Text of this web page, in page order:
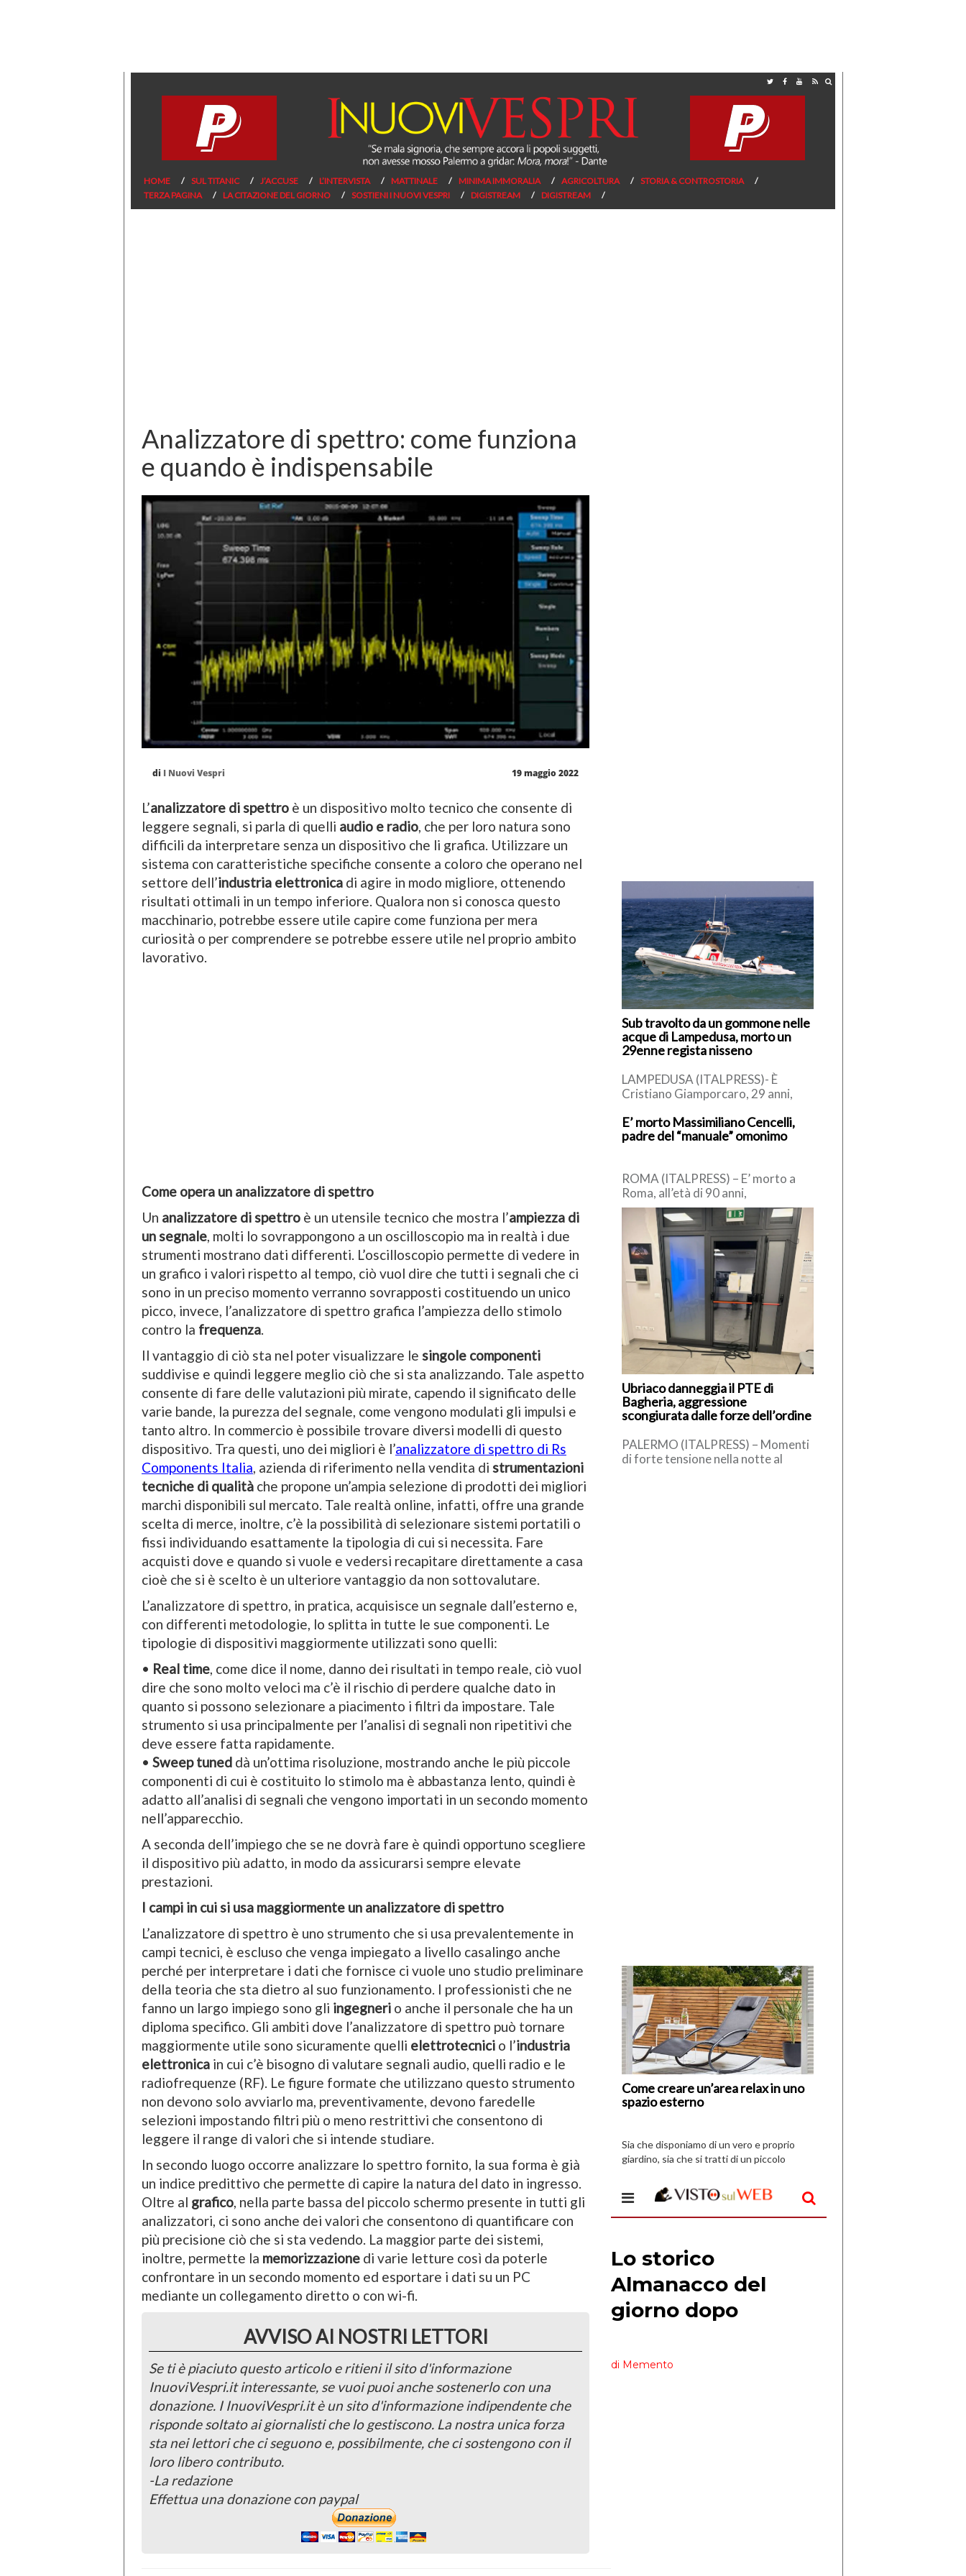
HOME SUL TITANIC J’ACCUSE L’INTERVISTA MATTINALE MINIMA IMMORALIA AGRICOLTURA
STORIA & CONTROSTORIA
TERZA PAGINA
LA CITAZIONE DEL GIORNO SOSTIENI I NUOVI VESPRI DIGISTREAM DIGISTREAM
Analizzatore di spettro: come funziona
e quando è indispensabile
di I Nuovi Vespri 19 maggio 2022
L’analizzatore di spettro è un dispositivo molto tecnico che consente di
leggere segnali, si parla di quelli audio e radio, che per loro natura sono
difficili da interpretare senza un dispositivo che li grafica. Utilizzare un
sistema con caratteristiche specifiche consente a coloro che operano nel
settore dell’industria elettronica di agire in modo migliore, ottenendo
risultati ottimali in un tempo inferiore. Qualora non si conosca questo
macchinario, potrebbe essere utile capire come funziona per mera
curiosità o per comprendere se potrebbe essere utile nel proprio ambito
lavorativo.
Come opera un analizzatore di spettro
Un analizzatore di spettro è un utensile tecnico che mostra l’ampiezza di
un segnale, molti lo sovrappongono a un oscilloscopio ma in realtà i due
strumenti mostrano dati differenti. L’oscilloscopio permette di vedere in
un grafico i valori rispetto al tempo, ciò vuol dire che tutti i segnali che ci
sono in un preciso momento verranno sovrapposti costituendo un unico
picco, invece, l’analizzatore di spettro grafica l’ampiezza dello stimolo
contro la frequenza.
Il vantaggio di ciò sta nel poter visualizzare le singole componenti
suddivise e quindi leggere meglio ciò che si sta analizzando. Tale aspetto
consente di fare delle valutazioni più mirate, capendo il significato delle
varie bande, la purezza del segnale, come vengono modulati gli impulsi e
tanto altro. In commercio è possibile trovare diversi modelli di questo
dispositivo. Tra questi, uno dei migliori è l’analizzatore di spettro di Rs
Components Italia, azienda di riferimento nella vendita di strumentazioni
tecniche di qualità che propone un’ampia selezione di prodotti dei migliori
marchi disponibili sul mercato. Tale realtà online, infatti, offre una grande
scelta di merce, inoltre, c’è la possibilità di selezionare sistemi portatili o
fissi individuando esattamente la tipologia di cui si necessita. Fare
acquisti dove e quando si vuole e vedersi recapitare direttamente a casa
cioè che si è scelto è un ulteriore vantaggio da non sottovalutare.
L’analizzatore di spettro, in pratica, acquisisce un segnale dall’esterno e,
con differenti metodologie, lo splitta in tutte le sue componenti. Le
tipologie di dispositivi maggiormente utilizzati sono quelli:
• Real time, come dice il nome, danno dei risultati in tempo reale, ciò vuol
dire che sono molto veloci ma c’è il rischio di perdere qualche dato in
quanto si possono selezionare a piacimento i filtri da impostare. Tale
strumento si usa principalmente per l’analisi di segnali non ripetitivi che
deve essere fatta rapidamente.
• Sweep tuned dà un’ottima risoluzione, mostrando anche le più piccole
componenti di cui è costituito lo stimolo ma è abbastanza lento, quindi è
adatto all’analisi di segnali che vengono importati in un secondo momento
nell’apparecchio.
A seconda dell’impiego che se ne dovrà fare è quindi opportuno scegliere
il dispositivo più adatto, in modo da assicurarsi sempre elevate
prestazioni.
I campi in cui si usa maggiormente un analizzatore di spettro
L’analizzatore di spettro è uno strumento che si usa prevalentemente in
campi tecnici, è escluso che venga impiegato a livello casalingo anche
perché per interpretare i dati che fornisce ci vuole uno studio preliminare
della teoria che sta dietro al suo funzionamento. I professionisti che ne
fanno un largo impiego sono gli ingegneri o anche il personale che ha un
diploma specifico. Gli ambiti dove l’analizzatore di spettro può tornare
maggiormente utile sono sicuramente quelli elettrotecnici o l’industria
elettronica in cui c’è bisogno di valutare segnali audio, quelli radio e le
radiofrequenze (RF). Le figure formate che utilizzano questo strumento
non devono solo avviarlo ma, preventivamente, devono faredelle
selezioni impostando filtri più o meno restrittivi che consentono di
leggere il range di valori che si intende studiare.
In secondo luogo occorre analizzare lo spettro fornito, la sua forma è già
un indice predittivo che permette di capire la natura del dato in ingresso.
Oltre al grafico, nella parte bassa del piccolo schermo presente in tutti gli
analizzatori, ci sono anche dei valori che consentono di quantificare con
più precisione ciò che si sta vedendo. La maggior parte dei sistemi,
inoltre, permette la memorizzazione di varie letture così da poterle
confrontare in un secondo momento ed esportare i dati su un PC
mediante un collegamento diretto o con wi-fi.
AVVISO AI NOSTRI LETTORI
Se ti è piaciuto questo articolo e ritieni il sito d'informazione
InuoviVespri.it interessante, se vuoi puoi anche sostenerlo con una
donazione. I InuoviVespri.it è un sito d'informazione indipendente che
risponde soltato ai giornalisti che lo gestiscono. La nostra unica forza
sta nei lettori che ci seguono e, possibilmente, che ci sostengono con il
loro libero contributo.
-La redazione
Effettua una donazione con paypal
Sub travolto da un gommone nelle
acque di Lampedusa, morto un
29enne regista nisseno
LAMPEDUSA (ITALPRESS)- È
Cristiano Giamporcaro, 29 anni,
vittima della tragedia avvenuta nel
pomeriggio di ieri, […]
E’ morto Massimiliano Cencelli,
padre del “manuale” omonimo
ROMA (ITALPRESS) – E’ morto a
Roma, all’età di 90 anni,
Massimiliano Cencelli, funzionario
della Democrazia Cristiana degli
anni ’60. […]
Ubriaco danneggia il PTE di
Bagheria, aggressione
scongiurata dalle forze dell’ordine
PALERMO (ITALPRESS) – Momenti
di forte tensione nella notte al
Come creare un’area relax in uno
spazio esterno
di
I
Vespri
Sia che disponiamo di un vero e proprio
giardino, sia che si tratti di un piccolo